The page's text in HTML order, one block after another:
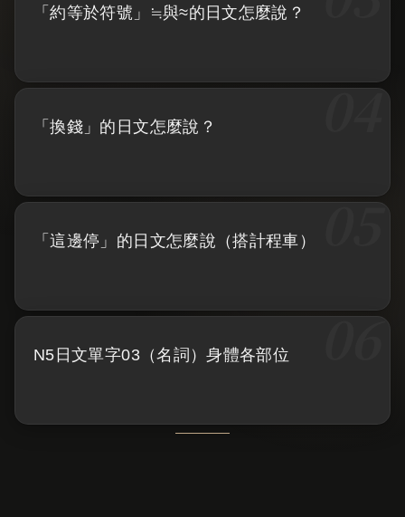
「約等於符號」≒與≈的日文怎麼說？
「換錢」的日文怎麼說？
「這邊停」的日文怎麼說（搭計程車）
N5日文單字03（名詞）身體各部位